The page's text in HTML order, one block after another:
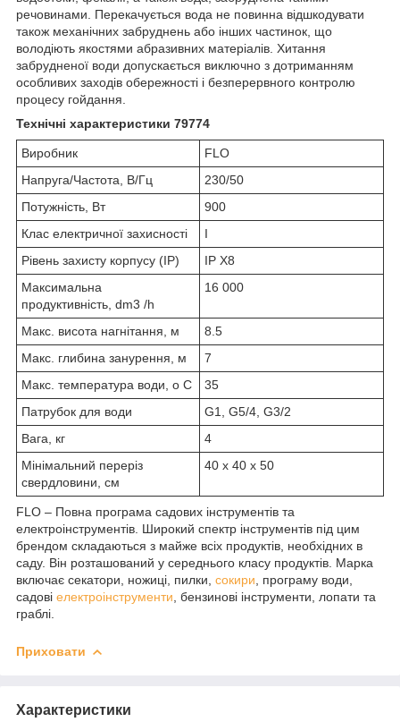
речовинами. Перекачується вода не повинна відшкодувати
також механічних забруднень або інших частинок, що
володіють якостями абразивних матеріалів. Хитання
забрудненої води допускається виключно з дотриманням
особливих заходів обережності і безперервного контролю
процесу гойдання.
Технічні характеристики 79774
Виробник
FLO
Напруга/Частота, В/Гц
230/50
Потужність, Вт
900
Клас електричної захисності
I
Рівень захисту корпусу (IP)
IP X8
Максимальна
продуктивність, dm3 /h
16 000
Макс. висота нагнітання, м
8.5
Макс. глибина занурення, м
7
Макс. температура води, o C
35
Патрубок для води
G1, G5/4, G3/2
Вага, кг
4
Мінімальний переріз
свердловини, см
40 x 40 x 50
FLO – Повна програма садових інструментів та
електроінструментів. Широкий спектр інструментів під цим
брендом складаються з майже всіх продуктів, необхідних в
саду. Він розташований у середнього класу продуктів. Марка
включає секатори, ножиці, пилки, сокири , програму води,
садові електроінструменти , бензинові інструменти, лопати та
граблі.
Приховати
Характеристики